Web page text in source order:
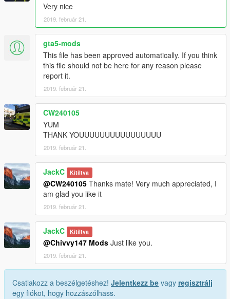
Very nice
2019. február 21.
gta5-mods
This file has been approved automatically. If you think
this file should not be here for any reason please
report it.
2019. február 21.
CW240105
YUM
THANK YOUUUUUUUUUUUUUUUU
2019. február 21.
JackC Kitíltva
@CW240105 Thanks mate! Very much appreciated, I
am glad you like it
2019. február 21.
JackC Kitíltva
@Chivvy147 Mods Just like you.
2019. február 21.
Csatlakozz a beszélgetéshez! Jelentkezz be vagy regisztrálj
egy fiókot, hogy hozzászólhass.